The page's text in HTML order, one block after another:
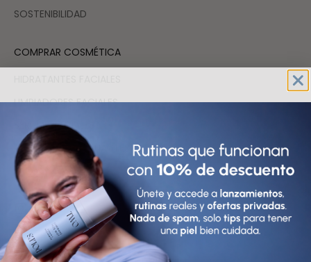
SOSTENIBILIDAD
COMPRAR COSMÉTICA
LIMPIADORES FACIALES
SÉRUMS FACIALES
TÓNICOS Y EXFOLIANTES FACIALES
FAQs
España (EUR €)